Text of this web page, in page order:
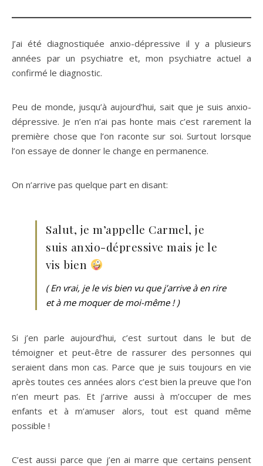
J’ai été diagnostiquée anxio-dépressive il y a plusieurs
années par un psychiatre et, mon psychiatre actuel a
confirmé le diagnostic.
Peu de monde, jusqu’à aujourd’hui, sait que je suis anxio-
dépressive. Je n’en n’ai pas honte mais c’est rarement la
première chose que l’on raconte sur soi. Surtout lorsque
l’on essaye de donner le change en permanence.
On n’arrive pas quelque part en disant:
Salut, je m’appelle Carmel, je
suis anxio-dépressive mais je le
vis bien
( En vrai, je le vis bien vu que j’arrive à en rire
et à me moquer de moi-même ! )
Si j’en parle aujourd’hui, c’est surtout dans le but de
témoigner et peut-être de rassurer des personnes qui
seraient dans mon cas. Parce que je suis toujours en vie
après toutes ces années alors c’est bien la preuve que l’on
n’en meurt pas. Et j’arrive aussi à m’occuper de mes
enfants et à m’amuser alors, tout est quand même
possible !
C’est aussi parce que j’en ai marre que certains pensent